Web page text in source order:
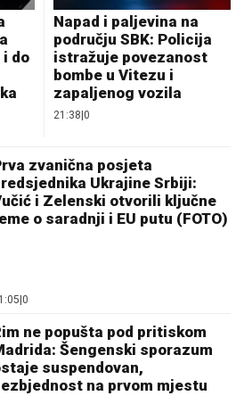
i do
Napad i paljevina na
području SBK: Policija
istražuje povezanost
bombe u Vitezu i
zapaljenog vozila
21:38 0
zvanična posjeta
Ukrajine Srbiji:
i Zelenski otvorili ključne
o saradnji i EU putu (FOTO)
0
ne popušta pod pritiskom
Šengenski sporazum
suspendovan,
na prvom mjestu